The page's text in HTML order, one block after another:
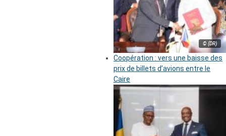
© (DR)
Coopération : vers une baisse des
prix de billets d’avions entre le
Caire